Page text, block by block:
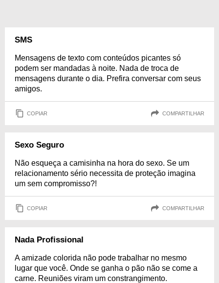
SMS
Mensagens de texto com conteúdos picantes só
podem ser mandadas à noite. Nada de troca de
mensagens durante o dia. Prefira conversar com seus
amigos.
COPIAR COMPARTILHAR
Sexo Seguro
Não esqueça a camisinha na hora do sexo. Se um
relacionamento sério necessita de proteção imagina
um sem compromisso?!
COPIAR COMPARTILHAR
Nada Profissional
A amizade colorida não pode trabalhar no mesmo
lugar que você. Onde se ganha o pão não se come a
carne. Reuniões viram um constrangimento.